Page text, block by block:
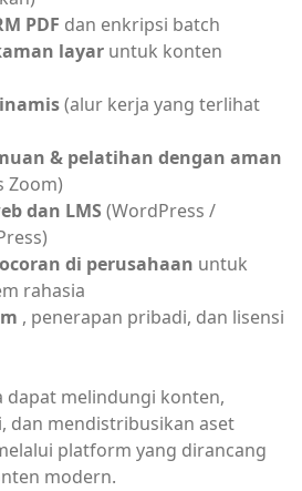
PDF
layar untuk konten
(alur kerja yang terlihat
& pelatihan dengan aman
dan LMS (WordPress /
di perusahaan untuk
, penerapan pribadi, dan lisensi
dapat melindungi konten,
dan mendistribusikan aset
platform yang dirancang
modern.